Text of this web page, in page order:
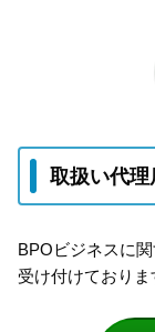
取扱い代
BPOビジネスに
受け付けておりま